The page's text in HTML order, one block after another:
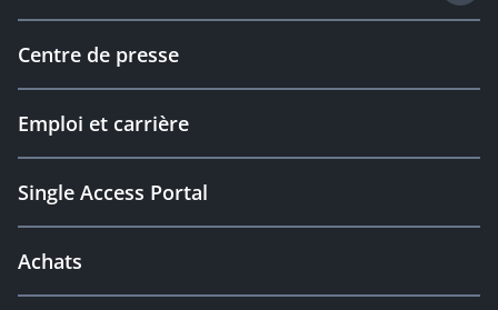
Centre de presse
Emploi et carrière
Single Access Portal
Achats